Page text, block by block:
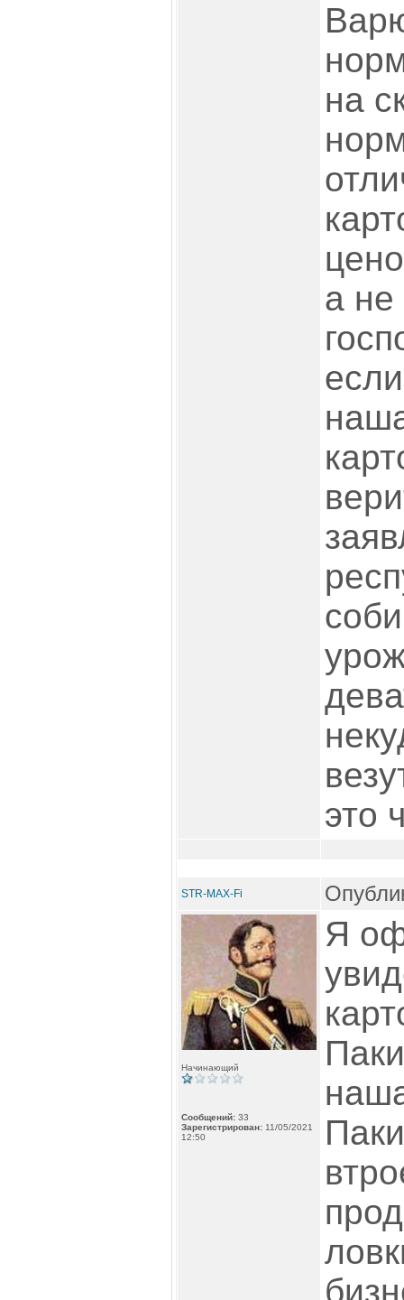
на
а не
это
STR-MAX-Fi
Начинающий
Сообщений: 33
Зарегистрирован: 11/05/2021
12:50
Я